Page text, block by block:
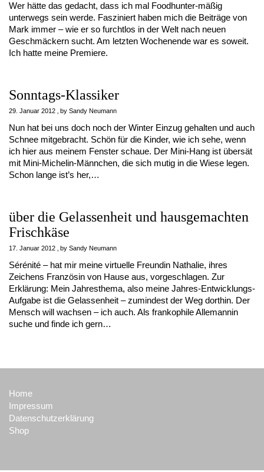
Wer hätte das gedacht, dass ich mal Foodhunter-mäßig
unterwegs sein werde. Fasziniert haben mich die Beiträge von
Mark immer – wie er so furchtlos in der Welt nach neuen
Geschmäckern sucht. Am letzten Wochenende war es soweit.
Ich hatte meine Premiere.
Sonntags-Klassiker
29. Januar 2012 by Sandy Neumann
Nun hat bei uns doch noch der Winter Einzug gehalten und auch
Schnee mitgebracht. Schön für die Kinder, wie ich sehe, wenn
ich hier aus meinem Fenster schaue. Der Mini-Hang ist übersät
mit Mini-Michelin-Männchen, die sich mutig in die Wiese legen.
Schon lange ist’s her,…
über die Gelassenheit und hausgemachten
Frischkäse
17. Januar 2012 by Sandy Neumann
Sérénité – hat mir meine virtuelle Freundin Nathalie, ihres
Zeichens Französin von Hause aus, vorgeschlagen. Zur
Erklärung: Mein Jahresthema, also meine Jahres-Entwicklungs-
Aufgabe ist die Gelassenheit – zumindest der Weg dorthin. Der
Mensch will wachsen – ich auch. Als frankophile Allemannin
suche und finde ich gern…
Home
Impressum
Datenschutzerklärung
Shop